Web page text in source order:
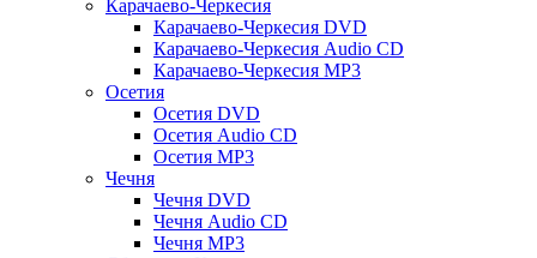
Карачаево-Черкесия
Карачаево-Черкесия DVD
Карачаево-Черкесия Audio CD
Карачаево-Черкесия MP3
Осетия
Осетия DVD
Осетия Audio CD
Осетия MP3
Чечня
Чечня DVD
Чечня Audio CD
Чечня MP3